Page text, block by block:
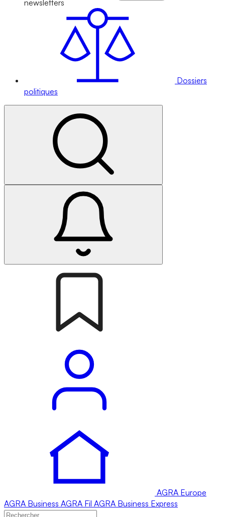
newsletters
Dossiers
politiques
AGRA Europe
AGRA Business AGRA Fil AGRA Business Express